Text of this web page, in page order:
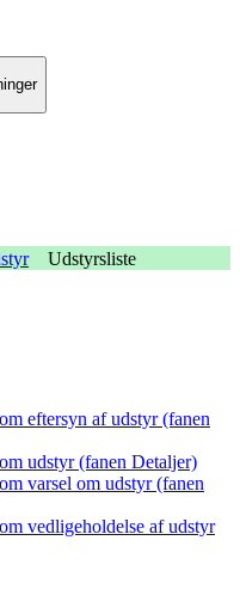
Udstyrsliste
eftersyn af udstyr (fanen
udstyr (fanen Detaljer)
varsel om udstyr (fanen
vedligeholdelse af udstyr